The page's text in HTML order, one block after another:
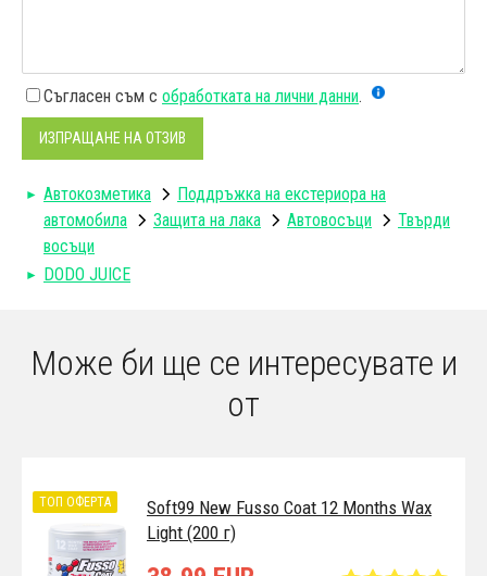
Съгласен съм с обработката на лични данни.
ИЗПРАЩАНЕ НА ОТЗИВ
Автокозметика
Поддръжка на екстериора на
автомобила
Защита на лака Автовосъци
Твърди
восъци
DODO JUICE
Може би ще се интересувате и
от
Soft99 New Fusso Coat 12 Months Wax
Light (200 г)
ТОП ОФЕРТА